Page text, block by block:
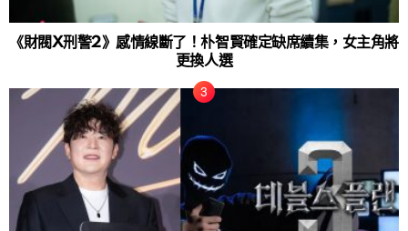
《財閥X刑警2》感情線斷了！朴智賢確定缺席續集，女主角將
更換人選